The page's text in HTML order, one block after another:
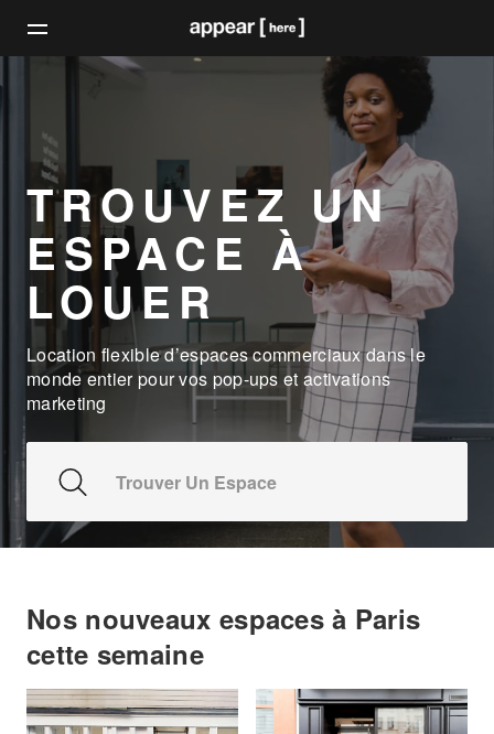
TROUVEZ UN
ESPACE À
LOUER
Location flexible d’espaces commerciaux dans le
monde entier pour vos pop-ups et activations
marketing
Trouver Un Espace
Nos nouveaux espaces à Paris
cette semaine